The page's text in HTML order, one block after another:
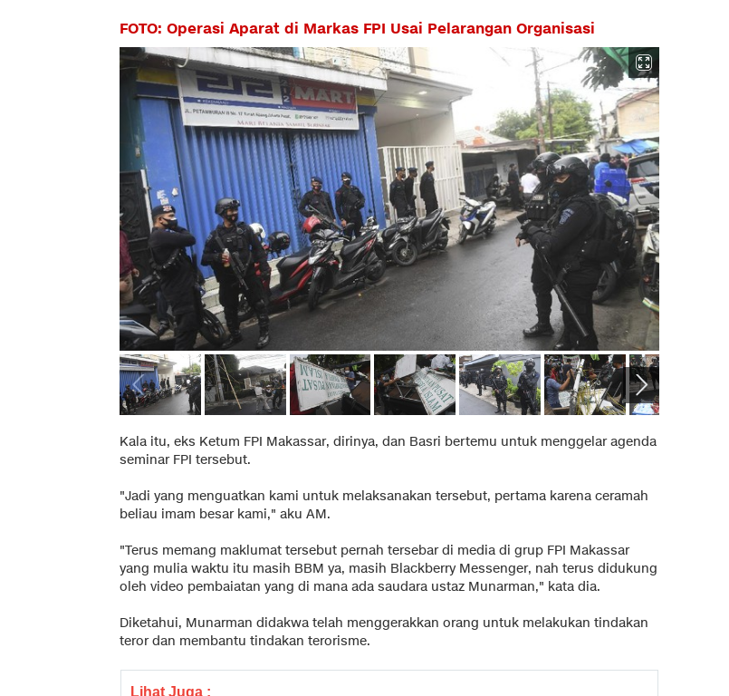
FOTO: Operasi Aparat di Markas FPI Usai Pelarangan Organisasi
Kala itu, eks Ketum FPI Makassar, dirinya, dan Basri bertemu untuk menggelar agenda
seminar FPI tersebut.
"Jadi yang menguatkan kami untuk melaksanakan tersebut, pertama karena ceramah
beliau imam besar kami," aku AM.
"Terus memang maklumat tersebut pernah tersebar di media di grup FPI Makassar
yang mulia waktu itu masih BBM ya, masih Blackberry Messenger, nah terus didukung
oleh video pembaiatan yang di mana ada saudara ustaz Munarman," kata dia.
Diketahui, Munarman didakwa telah menggerakkan orang untuk melakukan tindakan
teror dan membantu tindakan terorisme.
Lihat Juga :